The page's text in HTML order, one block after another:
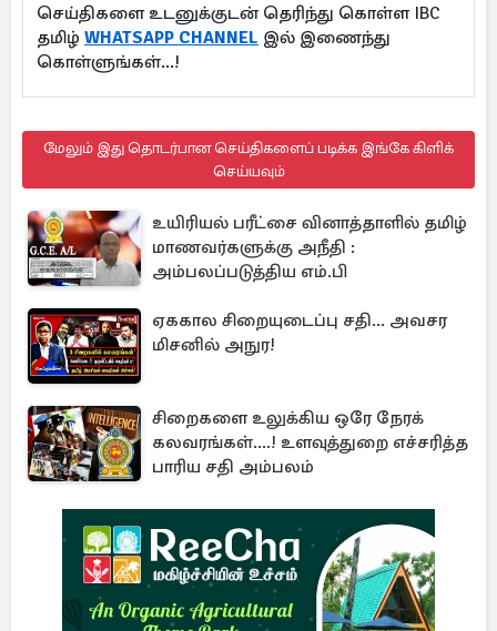
செய்திகளை உடனுக்குடன் தெரிந்து கொள்ள IBC
தமிழ் WHATSAPP CHANNEL இல் இணைந்து
கொள்ளுங்கள்...!
மேலும் இது தொடர்பான செய்திகளைப் படிக்க இங்கே கிளிக்
செய்யவும்
உயிரியல் பரீட்சை வினாத்தாளில் தமிழ்
மாணவர்களுக்கு அநீதி :
அம்பலப்படுத்திய எம்.பி
ஏககால சிறையுடைப்பு சதி... அவசர
மிசனில் அநுர!
சிறைகளை உலுக்கிய ஒரே நேரக்
கலவரங்கள்....! உளவுத்துறை எச்சரித்த
பாரிய சதி அம்பலம்